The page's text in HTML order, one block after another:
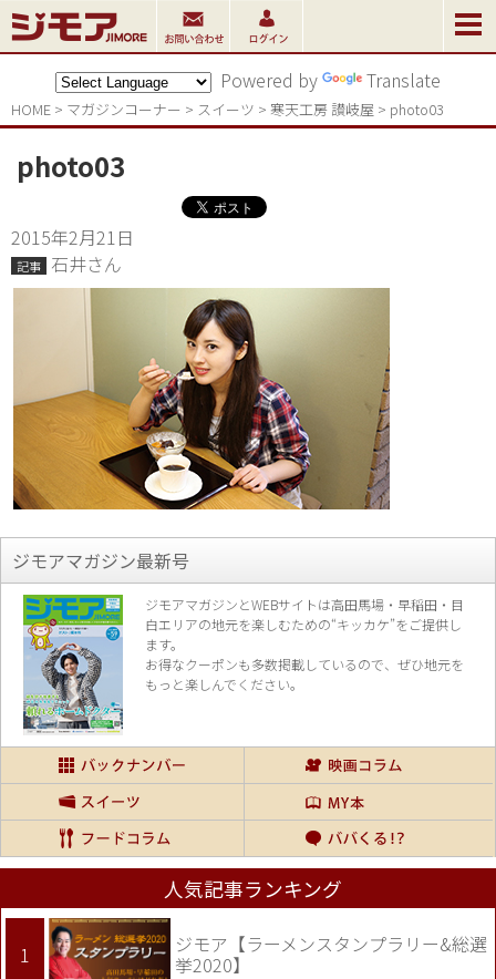
Powered by Translate
HOME > マガジンコーナー > スイーツ > 寒天工房 讃岐屋 > photo03
photo03
2015年2月21日
記事 石井さん
ジモアマガジン最新号
ジモアマガジンとWEBサイトは高田馬場・早稲田・目
白エリアの地元を楽しむための“キッカケ”をご提供し
ます。
お得なクーポンも多数掲載しているので、 ぜひ地元を
もっと楽しんでください。
人気記事ランキング
ジモア【ラーメンスタンプラリー&総選
挙2020】